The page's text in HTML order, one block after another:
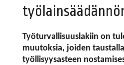
Työturvallisuuslakiin on
muutoksia, joiden
työllisyysasteen